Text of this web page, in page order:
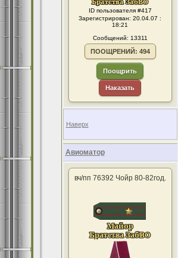
ID пользователя #417
Зарегистрирован: 20.04.07 :
18:21
Сообщений: 13311
ПООЩРЕНИЙ: 494
Поощрить
Наказать
Наверх
Авиоматор
вч/пп 76392 Чойр 80-82год.